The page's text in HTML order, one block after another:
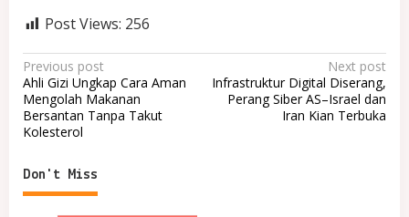
Post Views: 256
P
o
s
n
a
Previous post
Ahli Gizi Ungkap Cara Aman
Mengolah Makanan
Bersantan Tanpa Takut
Kolesterol
Next post
Infrastruktur Digital Diserang,
Perang Siber AS–Israel dan
Iran Kian Terbuka
Don't Miss